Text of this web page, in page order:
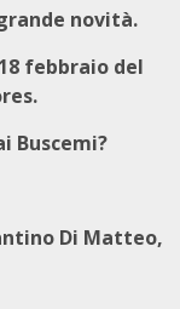
novità.
febbraio del
Buscemi?
Di Matteo,